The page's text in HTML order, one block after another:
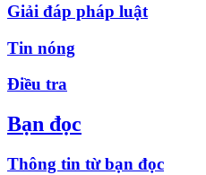
Giải đáp pháp luật
Tin nóng
Điều tra
Bạn đọc
Thông tin từ bạn đọc